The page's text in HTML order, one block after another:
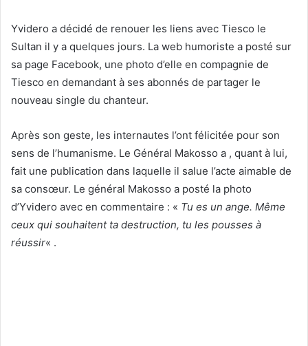
Yvidero a décidé de renouer les liens avec Tiesco le
Sultan il y a quelques jours. La web humoriste a posté sur
sa page Facebook, une photo d’elle en compagnie de
Tiesco en demandant à ses abonnés de partager le
nouveau single du chanteur.
Après son geste, les internautes l’ont félicitée pour son
sens de l’humanisme. Le Général Makosso a , quant à lui,
fait une publication dans laquelle il salue l’acte aimable de
sa consœur. Le général Makosso a posté la photo
d’Yvidero avec en commentaire : « Tu es un ange. Même
ceux qui souhaitent ta destruction, tu les pousses à
réussir« .